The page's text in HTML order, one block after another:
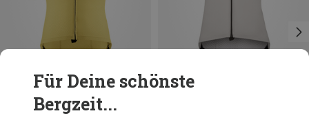
+1
M L XL
Für Deine schönste
Bergzeit...